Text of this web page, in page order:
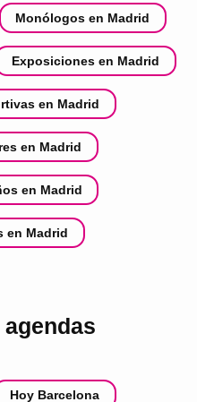
Monólogos en Madrid
Exposiciones en Madrid
en Madrid
en Madrid
en Madrid
en Madrid
Hoy Barcelona